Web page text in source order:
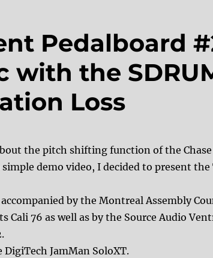
Pedalboard
with the
Loss
the pitch shifting function of the
demo video, I decided to present
by the Montreal Assembly
Cali 76 as well as by the Source Audio
JamMan SoloXT.